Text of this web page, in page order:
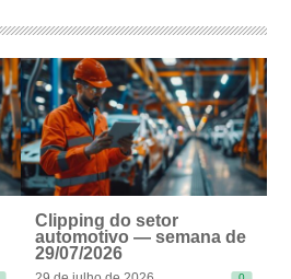
Clipping do setor
automotivo — semana de
29/07/2026